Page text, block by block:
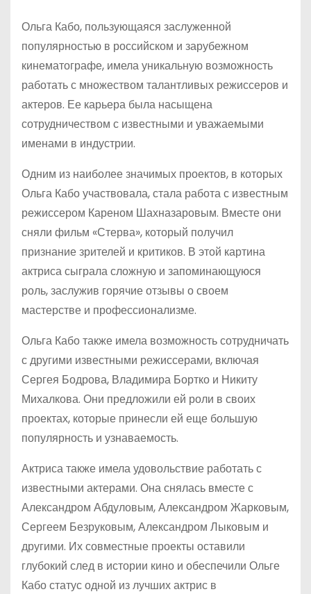
Ольга Кабо, пользующаяся заслуженной
популярностью в российском и зарубежном
кинематографе, имела уникальную возможность
работать с множеством талантливых режиссеров и
актеров. Ее карьера была насыщена
сотрудничеством с известными и уважаемыми
именами в индустрии.
Одним из наиболее значимых проектов, в которых
Ольга Кабо участвовала, стала работа с известным
режиссером Кареном Шахназаровым. Вместе они
сняли фильм «Стерва», который получил
признание зрителей и критиков. В этой картина
актриса сыграла сложную и запоминающуюся
роль, заслужив горячие отзывы о своем
мастерстве и профессионализме.
Ольга Кабо также имела возможность сотрудничать
с другими известными режиссерами, включая
Сергея Бодрова, Владимира Бортко и Никиту
Михалкова. Они предложили ей роли в своих
проектах, которые принесли ей еще большую
популярность и узнаваемость.
Актриса также имела удовольствие работать с
известными актерами. Она снялась вместе с
Александром Абдуловым, Александром Жарковым,
Сергеем Безруковым, Александром Лыковым и
другими. Их совместные проекты оставили
глубокий след в истории кино и обеспечили Ольге
Кабо статус одной из лучших актрис в